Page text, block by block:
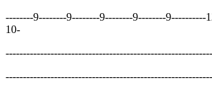
--------9--------9--------9--------9--------9----------
10-